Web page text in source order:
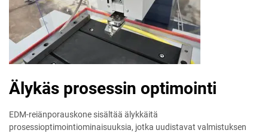
Älykäs prosessin optimointi
EDM-reiänporauskone sisältää älykkäitä
prosessioptimointiominaisuuksia, jotka uudistavat valmistuksen